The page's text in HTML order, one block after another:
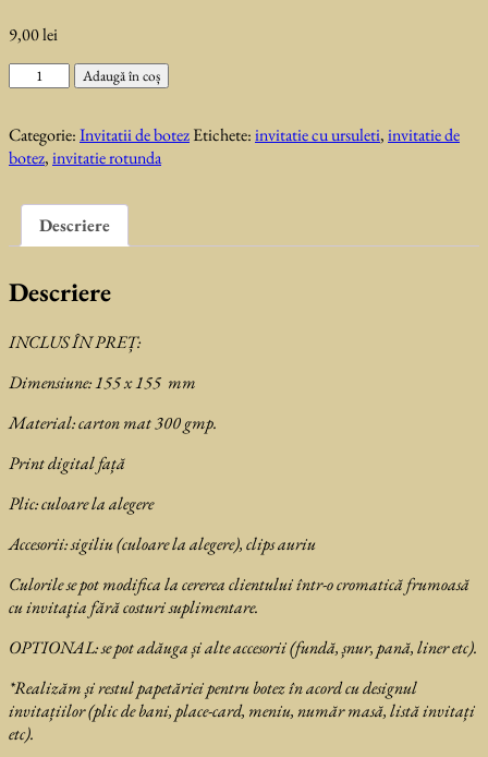
9,00lei
Cantitate
botez
Dani
Adaugă în coș
Categorie:Invitatii de botezEtichete:invitatie cu ursuleti,invitatie de
botez,invitatie rotunda
Descriere
Descriere
INCLUS ÎN PREȚ:
Dimensiune: 155 x 155 mm
Material: carton mat 300 gmp.
Print digital față
Plic: culoare la alegere
Accesorii: sigiliu (culoare la alegere), clips auriu
Culorile se pot modifica la cererea clientului într-o cromatică frumoasă
cu invitaţia fără costuri suplimentare.
OPTIONAL: sepot adăuga și alte accesorii (fundă, șnur, pană, liner etc).
*Realizăm și restul papetăriei pentru botez în acord cu designul
invitațiilor (plic de bani, place-card, meniu, număr masă, listă invitați
etc).